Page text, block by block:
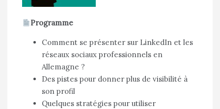
Programme
Comment se présenter sur LinkedIn et les
réseaux sociaux professionnels en
Allemagne ?
Des pistes pour donner plus de visibilité à
son profil
Quelques stratégies pour utiliser